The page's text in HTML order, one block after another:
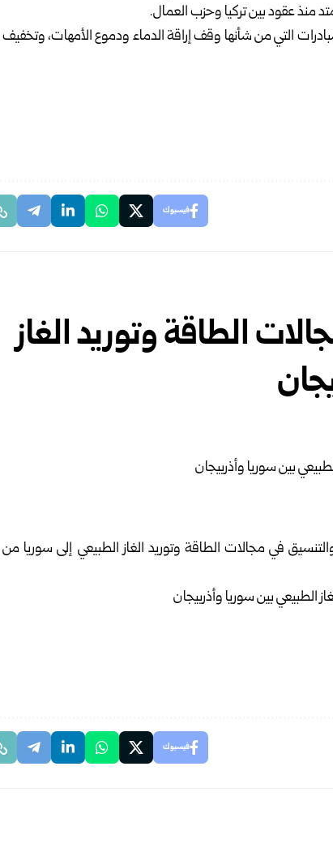
منذ عقود بين تركيا وحزب العمال.
التي من شأنها وقف إراقة الدماء ودموع الأمهات، وتخفيف
فيسبوك
الطاقة وتوريد الغاز
في مجالات الطاقة وتوريد الغاز الطبيعي إلى سوريا من
فيسبوك